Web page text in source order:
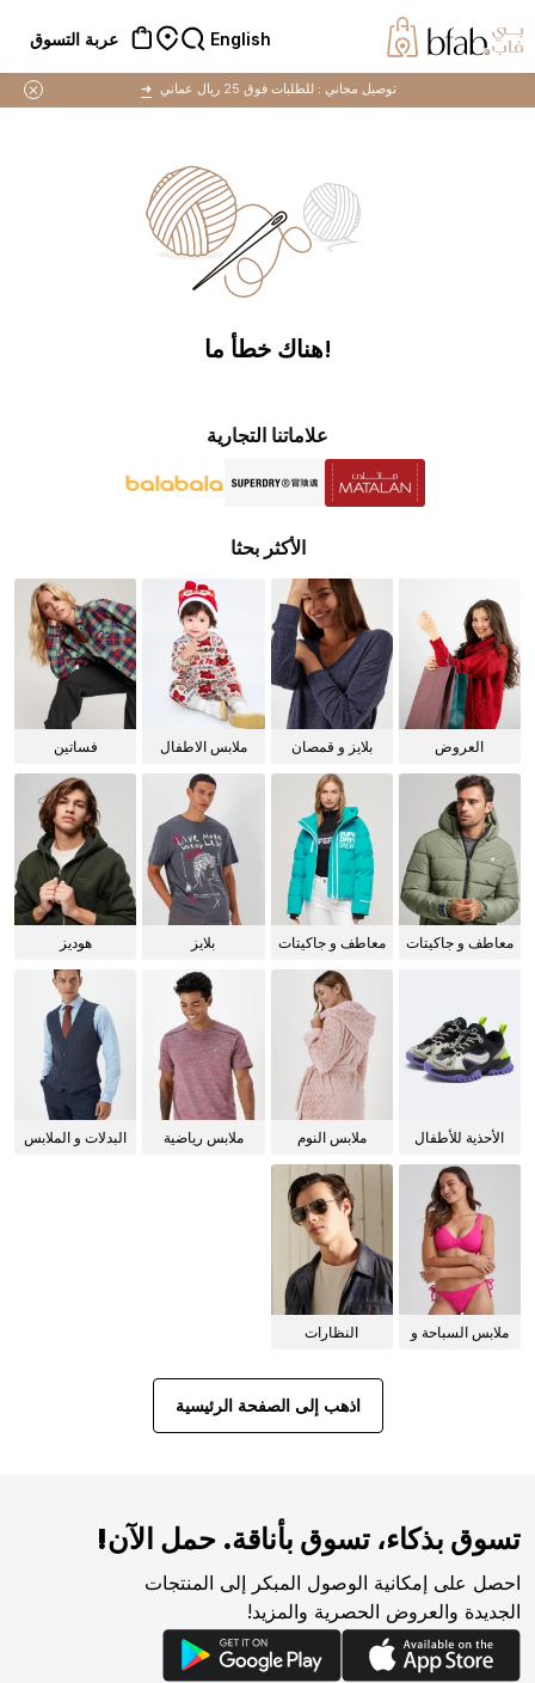
English عربة التسوق
توصيل مجاني : للطلبات فوق 25 ريال عماني ➜
!هناك خطأ ما
علاماتنا التجارية
الأكثر بحثا
العروض
بلايز و قمصان
ملابس الاطفال فساتين
معاطف و جاكيتات
معاطف و جاكيتات
بلايز هوديز
الأحذية للأطفال
ملابس النوم
ملابس رياضية
البدلات و الملابس
ملابس السباحة و
النظارات
اذهب إلى الصفحة الرئيسية
تسوق بذكاء، تسوق بأناقة. حمل الآن!
احصل على إمكانية الوصول المبكر إلى المنتجات
الجديدة والعروض الحصرية والمزيد!